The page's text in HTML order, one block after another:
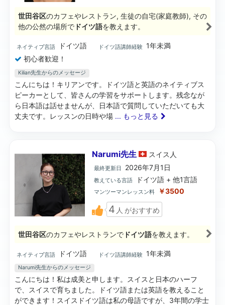
世田谷区のカフェやレストラン, 生徒の自宅(家庭教師), その
他の公然の場所で ドイツ語を教えます。
ネイティブ言語 ドイツ語 ドイツ語講師経験 1年未満
初心者歓迎！
Kilian先生からのメッセージ
こんにちは！キリアンです。ドイツ語と英語のネイティブス
ピーカーとして、皆さんの学習をサポートします。残念なが
ら日本語は話せませんが、日本語で質問していただいても大
丈夫です。レッスンの日時や場 ... もっと見る
Narumi先生 スイス 人
最終更新日 2026年7月1日
教えている言語 ドイツ語 + 他1言語
マンツーマンレッスン料 ￥3500
4 人 がおすすめ
世田谷区のカフェやレストランで ドイツ語を教えます。
ネイティブ言語 ドイツ語 ドイツ語講師経験 1年未満
Narumi先生からのメッセージ
こんにちは！私は成美と申します。スイスと日本のハーフ
で、スイスで育ちました。ドイツ語または英語を教えること
ができます！スイスドイツ語は私の母語ですが、3年間の学士